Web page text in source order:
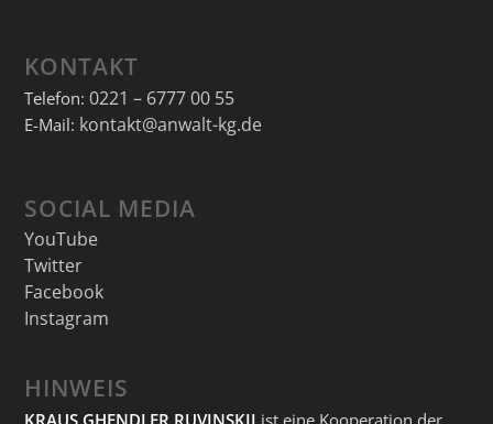
KONTAKT
Telefon: 0221 – 6777 00 55
E-Mail: kontakt@anwalt-kg.de
SOCIAL MEDIA
YouTube
Twitter
Facebook
Instagram
HINWEIS
KRAUS GHENDLER RUVINSKIJ ist eine Kooperation der